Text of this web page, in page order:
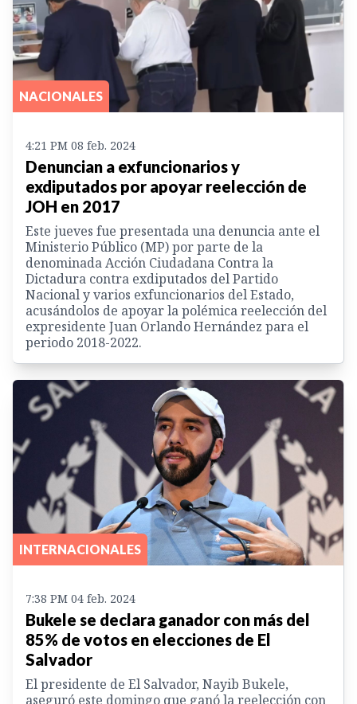
NACIONALES
4:21 PM 08 feb. 2024
Denuncian a exfuncionarios y
exdiputados por apoyar reelección de
JOH en 2017
Este jueves fue presentada una denuncia ante el
Ministerio Público (MP) por parte de la
denominada Acción Ciudadana Contra la
Dictadura contra exdiputados del Partido
Nacional y varios exfuncionarios del Estado,
acusándolos de apoyar la polémica reelección del
expresidente Juan Orlando Hernández para el
periodo 2018-2022.
INTERNACIONALES
7:38 PM 04 feb. 2024
Bukele se declara ganador con más del
85% de votos en elecciones de El
Salvador
El presidente de El Salvador, Nayib Bukele,
aseguró este domingo que ganó la reelección con